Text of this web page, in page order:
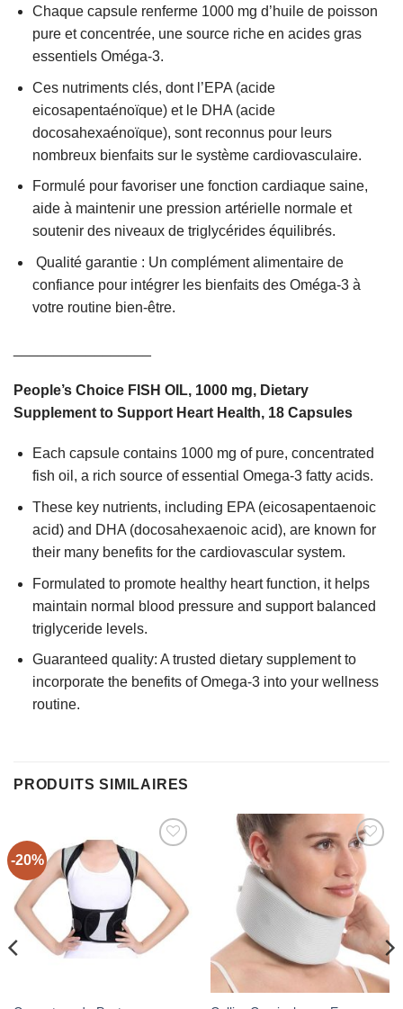
Chaque capsule renferme 1000 mg d’huile de poisson
pure et concentrée, une source riche en acides gras
essentiels Oméga-3.
Ces nutriments clés, dont l’EPA (acide
eicosapentaénoïque) et le DHA (acide
docosahexaénoïque), sont reconnus pour leurs
nombreux bienfaits sur le système cardiovasculaire.
Formulé pour favoriser une fonction cardiaque saine,
aide à maintenir une pression artérielle normale et
soutenir des niveaux de triglycérides équilibrés.
Qualité garantie : Un complément alimentaire de
confiance pour intégrer les bienfaits des Oméga-3 à
votre routine bien-être.
People’s Choice FISH OIL, 1000 mg, Dietary
Supplement to Support Heart Health, 18 Capsules
Each capsule contains 1000 mg of pure, concentrated
fish oil, a rich source of essential Omega-3 fatty acids.
These key nutrients, including EPA (eicosapentaenoic
acid) and DHA (docosahexaenoic acid), are known for
their many benefits for the cardiovascular system.
Formulated to promote healthy heart function, it helps
maintain normal blood pressure and support balanced
triglyceride levels.
Guaranteed quality: A trusted dietary supplement to
incorporate the benefits of Omega-3 into your wellness
routine.
PRODUITS SIMILAIRES
-20%
AJOUTER
À MES
FAVORIS
AJOUTER
À MES
FAVORIS